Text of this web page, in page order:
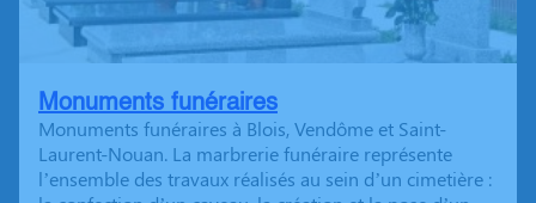
Monuments funéraires
Monuments funéraires à Blois, Vendôme et Saint-
Laurent-Nouan. La marbrerie funéraire représente
l’ensemble des travaux réalisés au sein d’un cimetière :